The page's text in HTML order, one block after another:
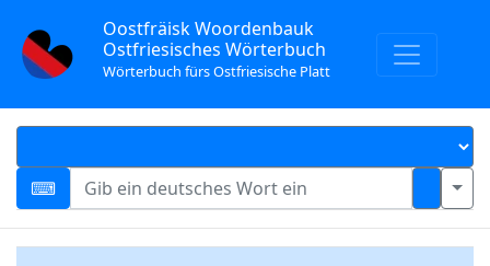
Oostfräisk Woordenbauk
Ostfriesisches Wörterbuch
Wörterbuch fürs Ostfriesische Platt